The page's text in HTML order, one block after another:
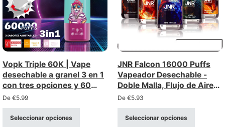
Vopk Triple 60K | Vape
desechable a granel 3 en 1
con tres opciones y 60
000 caladas
De €5.99
Seleccionar opciones
JNR Falcon 16000 Puffs
Vapeador Desechable -
Doble Malla, Flujo de Aire
Ajustable, Diseño de
Cristal
De €5.93
Seleccionar opciones